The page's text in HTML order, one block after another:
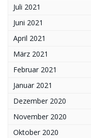
Juli 2021
Juni 2021
April 2021
März 2021
Februar 2021
Januar 2021
Dezember 2020
November 2020
Oktober 2020